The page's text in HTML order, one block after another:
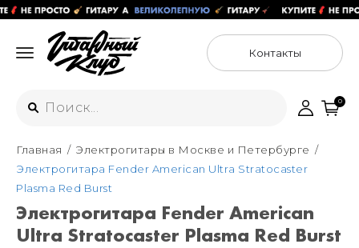
Контакты
Интернет-магазин
+7 (925) 125-54-44
Москва
+7 (925) 176-55-65
ул. Большая Новодмитровская 36с15,
Санкт-Петербург
0
Главная
Электрогитары в Москве и Петербурге
Электрогитара Fender American Ultra Stratocaster
Plasma Red Burst
Электрогитара Fender American
Ultra Stratocaster Plasma Red Burst